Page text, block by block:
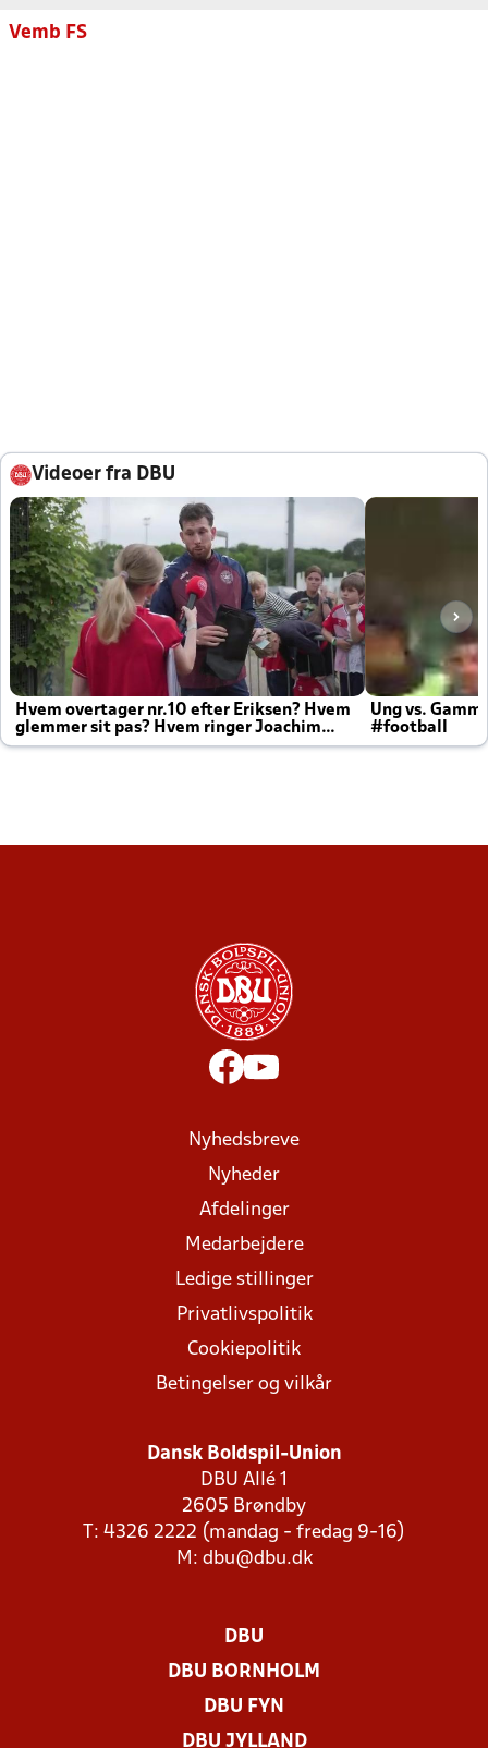
Vemb FS
Videoer fra DBU
Hvem overtager nr.10 efter Eriksen? Hvem
glemmer sit pas? Hvem ringer Joachim
altid til efter kampe?
Ung vs.
#football
Nyhedsbreve
Nyheder
Afdelinger
Medarbejdere
Ledige stillinger
Privatlivspolitik
Cookiepolitik
Betingelser og vilkår
Dansk Boldspil-Union
DBU Allé 1
2605 Brøndby
T: 4326 2222 (mandag - fredag 9-16)
M: dbu@dbu.dk
DBU
DBU BORNHOLM
DBU FYN
DBU JYLLAND